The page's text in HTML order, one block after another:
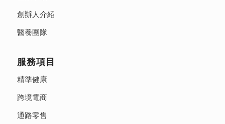
創辦人介紹
醫養團隊
服務項目
精準健康
跨境電商
通路零售